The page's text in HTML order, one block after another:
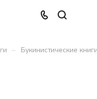
– Букинистические